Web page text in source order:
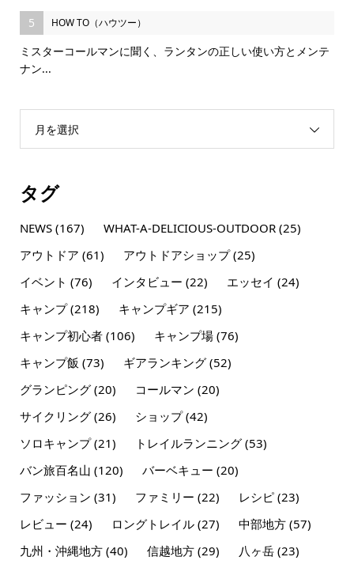
5 HOW TO（ハウツー）
ミスターコールマンに聞く、ランタンの正しい使い方とメンテ
ナン...
月を選択
タグ
NEWS(167) WHAT-A-DELICIOUS-OUTDOOR(25)
アウトドア (61) アウトドアショップ(25)
イベント (76) インタビュー (22) エッセイ (24)
キャンプ(218) キャンプギア (215)
キャンプ初心者(106) キャンプ場(76)
キャンプ飯 (73) ギアランキング(52)
グランピング(20) コールマン (20)
サイクリング(26) ショップ(42)
ソロキャンプ(21) トレイルランニング(53)
バン旅百名山 (120) バーベキュー (20)
ファッション (31) ファミリー (22) レシピ(23)
レビュー (24) ロングトレイル(27) 中部地方(57)
九州・沖縄地方(40) 信越地方(29) 八ヶ岳(23)